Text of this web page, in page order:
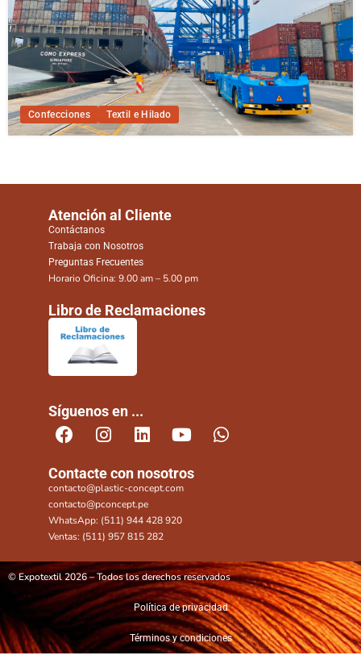
Confecciones Textil e Hilado
Atención al Cliente
Contáctanos
Trabaja con Nosotros
Preguntas Frecuentes
Horario Oficina: 9.00 am – 5.00 pm
Libro de Reclamaciones
Síguenos en ...
Contacte con nosotros
contacto@plastic-concept.com
contacto@pconcept.pe
WhatsApp: (511) 944 428 920
Ventas: (511) 957 815 282
© Expotextil 2026 – Todos los derechos reservados
Política de privacidad
Términos y condiciones